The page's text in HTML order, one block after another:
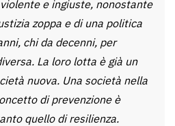
e ingiuste, nonostante
zoppa e di una politica
chi da decenni, per
La loro lotta è già un
nuova. Una società nella
di prevenzione è
quello di resilienza.